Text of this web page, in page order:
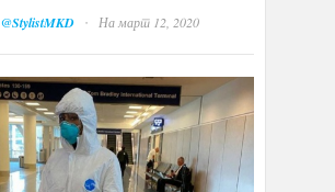
@StylistMKD · На март 12, 2020